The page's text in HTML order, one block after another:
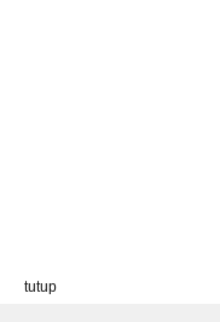
tutup